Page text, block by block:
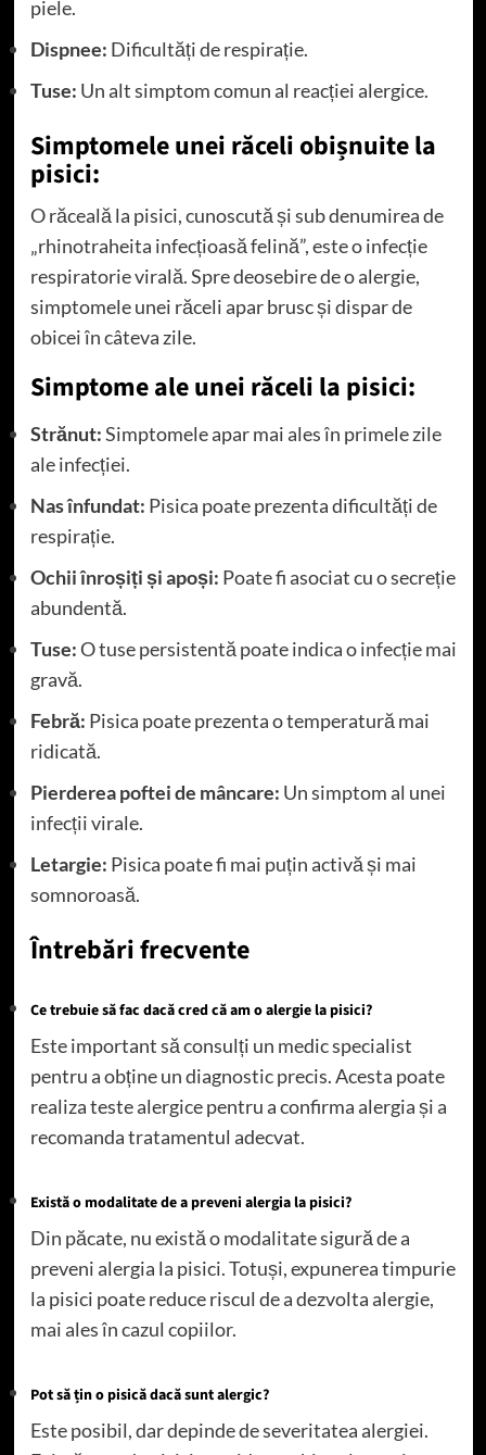
piele.
Dispnee: Dificultăți de respirație.
Tuse: Un alt simptom comun al reacției alergice.
Simptomele unei răceli obișnuite la
pisici:
O răceală la pisici, cunoscută și sub denumirea de
„rhinotraheita infecțioasă felină”, este o infecție
respiratorie virală. Spre deosebire de o alergie,
simptomele unei răceli apar brusc și dispar de
obicei în câteva zile.
Simptome ale unei răceli la pisici:
Strănut:Simptomele apar mai ales în primele zile
ale infecției.
Nas înfundat: Pisica poate prezenta dificultăți de
respirație.
Ochii înroșiți și apoși: Poate fi asociat cu o secreție
abundentă.
Tuse:O tuse persistentă poate indica o infecție mai
gravă.
Febră: Pisica poate prezenta o temperatură mai
ridicată.
Pierderea poftei de mâncare: Un simptom al unei
infecții virale.
Letargie: Pisica poate fi mai puțin activă și mai
somnoroasă.
Întrebări frecvente
Ce trebuie să fac dacă cred că am o alergie la pisici?
Este important să consulți un medic specialist
pentru a obține un diagnostic precis. Acesta poate
realiza teste alergice pentru a confirma alergia și a
recomanda tratamentul adecvat.
Există o modalitate de a preveni alergia la pisici?
Din păcate, nu există o modalitate sigură de a
preveni alergia la pisici. Totuși, expunerea timpurie
la pisici poate reduce riscul de a dezvolta alergie,
mai ales în cazul copiilor.
Pot să țin o pisică dacă sunt alergic?
Este posibil, dar depinde de severitatea alergiei.